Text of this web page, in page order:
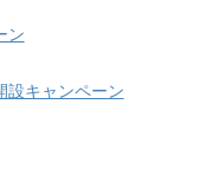
ン
設キャンペーン